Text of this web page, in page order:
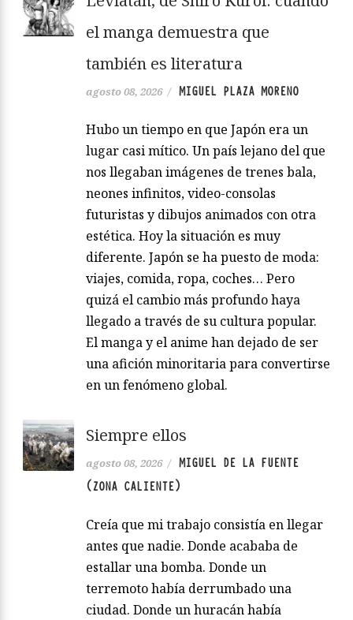
el manga demuestra que
también es literatura
agosto 08, 2026 / MIGUEL PLAZA MORENO
Hubo un tiempo en que Japón era un
lugar casi mítico. Un país lejano del que
nos llegaban imágenes de trenes bala,
neones infinitos, video-consolas
futuristas y dibujos animados con otra
estética. Hoy la situación es muy
diferente. Japón se ha puesto de moda:
viajes, comida, ropa, coches… Pero
quizá el cambio más profundo haya
llegado a través de su cultura popular.
El manga y el anime han dejado de ser
una afición minoritaria para convertirse
en un fenómeno global.
Siempre ellos
agosto 08, 2026 / MIGUEL DE LA FUENTE
(ZONA CALIENTE)
Creía que mi trabajo consistía en llegar
antes que nadie. Donde acababa de
estallar una bomba. Donde un
terremoto había derrumbado una
ciudad. Donde un huracán había